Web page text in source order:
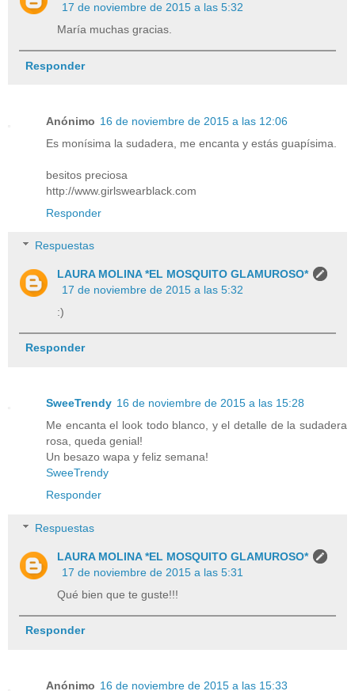
17 de noviembre de 2015 a las 5:32
María muchas gracias.
Responder
Anónimo 16 de noviembre de 2015 a las 12:06
Es monísima la sudadera, me encanta y estás guapísima.
besitos preciosa
http://www.girlswearblack.com
Responder
Respuestas
LAURA MOLINA *EL MOSQUITO GLAMUROSO*
17 de noviembre de 2015 a las 5:32
:)
Responder
SweeTrendy 16 de noviembre de 2015 a las 15:28
Me encanta el look todo blanco, y el detalle de la sudadera
rosa, queda genial!
Un besazo wapa y feliz semana!
SweeTrendy
Responder
Respuestas
LAURA MOLINA *EL MOSQUITO GLAMUROSO*
17 de noviembre de 2015 a las 5:31
Qué bien que te guste!!!
Responder
Anónimo 16 de noviembre de 2015 a las 15:33